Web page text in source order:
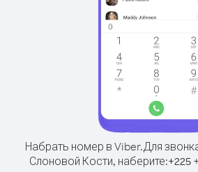
Набрать номер в Viber.Для
Слоновой Кости, наберите:+225+